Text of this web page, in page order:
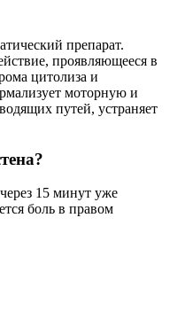
препарат.
проявляющееся в
цитолиза и
моторную и
путей, устраняет
15 минут уже
боль в правом